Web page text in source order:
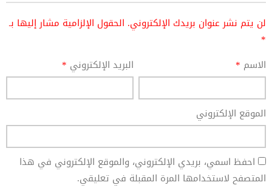
لن يتم نشر عنوان بريدك الإلكتروني. الحقول الإلزامية مشار إليها بـ
*
الاسم * البريد الإلكتروني *
الموقع الإلكتروني
احفظ اسمي، بريدي الإلكتروني، والموقع الإلكتروني في هذا
المتصفح لاستخدامها المرة المقبلة في تعليقي.